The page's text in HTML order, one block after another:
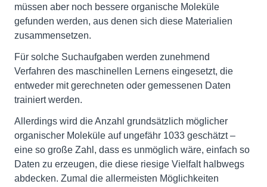
müssen aber noch bessere organische Moleküle
gefunden werden, aus denen sich diese Materialien
zusammensetzen.
Für solche Suchaufgaben werden zunehmend
Verfahren des maschinellen Lernens eingesetzt, die
entweder mit gerechneten oder gemessenen Daten
trainiert werden.
Allerdings wird die Anzahl grundsätzlich möglicher
organischer Moleküle auf ungefähr 1033 geschätzt –
eine so große Zahl, dass es unmöglich wäre, einfach so
Daten zu erzeugen, die diese riesige Vielfalt halbwegs
abdecken. Zumal die allermeisten Möglichkeiten